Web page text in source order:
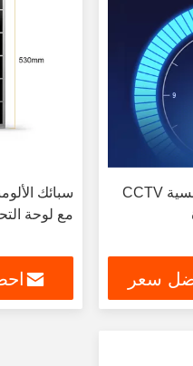
2500lm LED الطاقة الشمسية CCTV
سعر
مع لوحة